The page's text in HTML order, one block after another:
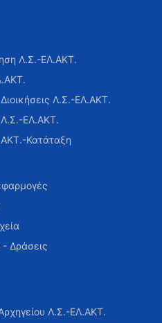
Λ.Σ.-ΕΛ.ΑΚΤ.
Λ.Σ.-ΕΛ.ΑΚΤ.
ΕΛ.ΑΚΤ.
Κατάταξη
- Δράσεις
Λ.Σ.-ΕΛ.ΑΚΤ.